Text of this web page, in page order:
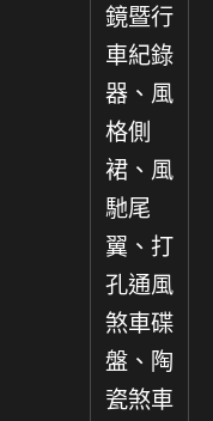
鏡暨行
車紀錄
器、風
格側
裙、風
馳尾
翼、打
孔通風
煞車碟
盤、陶
瓷煞車